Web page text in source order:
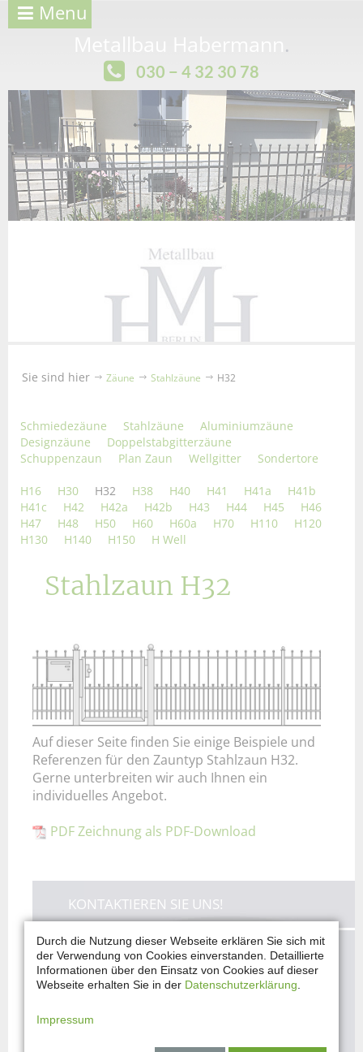
Menu
.
030 − 4 32 30 78
Sie sind hier Zäune Stahlzäune H32
Schmiedezäune Stahlzäune
Aluminiumzäune
Designzäune
Doppelstabgitterzäune
Schuppenzaun
Plan Zaun Wellgitter Sondertore
H16 H30 H32 H38 H40 H41 H41a
H41b
H41c
H42 H42a H42b H43 H44 H45
H46
H47
H48 H50 H60 H60a H70 H110
H120
H130
H140 H150 H Well
Stahlzaun H32
Auf dieser Seite finden Sie einige Beispiele und
Referenzen für den Zauntyp Stahlzaun H32.
Gerne unterbreiten wir auch Ihnen ein
individuelles Angebot.
PDF Zeichnung als PDF-Download
KONTAKTIEREN SIE UNS!
Sie haben Fragen und möchten Ihre
Vorstellungen mit uns besprechen?
Sie haben Interesse an einem unserer
Durch die Nutzung dieser Webseite erklären Sie sich mit
der Verwendung von Cookies einverstanden. Detaillierte
Informationen über den Einsatz von Cookies auf dieser
Webseite erhalten Sie in der Datenschutzerklärung
Impressum